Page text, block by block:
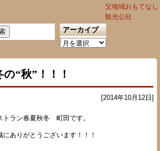
アーカイブ
ア
イ
“秋”！！！
[2014年10月12日]
トラン春夏秋冬 町田です。
ありがとうございます！！！